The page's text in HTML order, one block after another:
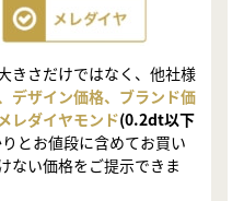
きさだけではなく、他社様
デザイン価格、ブランド価
レダイヤモンド(0.2dt以下
とお値段に含めてお買い
ない価格をご提示できま